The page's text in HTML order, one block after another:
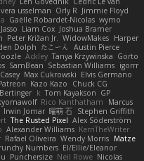
vera usselman Orly R Jimmie Floyd
Gaëlle Robardet-Nicolas wymo
Liam Cox Joshua Bramer
Peter Križan Jr. WidowMakes Harper
Dolph たこーん Austin Pierce
Ackley Tanya Krzywinska Gorto
SamBean Sebastian Williams igorrr
Max Cukrowski Elvis Germano
Kazo Kazo
Chuck CG
Bertinger k Tom Kayakson GP
Rico Kanthatham
Marcus
Irwin Jomar 曜萌 石 Stephen Griffith
The Rusted Pixel Alex Söderström
Alexander Williams KerriTheWriter
Rafael Oliveira Wendy Morris Matze
Numbers El/Ellie/Eleanor
Punchersize Neil Rowe Nicolas